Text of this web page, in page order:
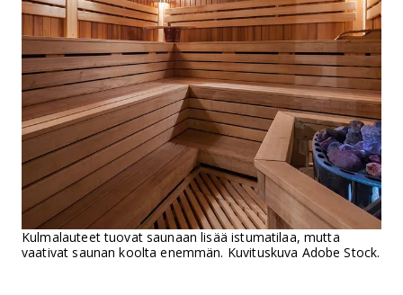
Kulmalauteet tuovat saunaan lisää istumatilaa, mutta
vaativat saunan koolta enemmän. Kuvituskuva Adobe Stock.